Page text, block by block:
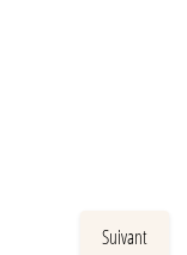
Suivant